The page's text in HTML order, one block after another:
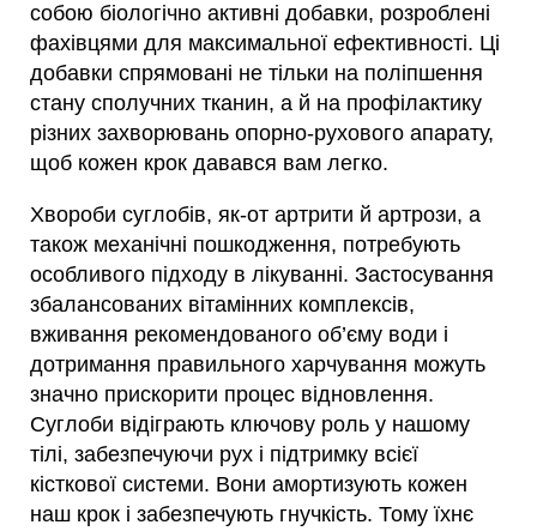
собою біологічно активні добавки, розроблені
фахівцями для максимальної ефективності. Ці
добавки спрямовані не тільки на поліпшення
стану сполучних тканин, а й на профілактику
різних захворювань опорно-рухового апарату,
щоб кожен крок давався вам легко.
Хвороби суглобів, як-от артрити й артрози, а
також механічні пошкодження, потребують
особливого підходу в лікуванні. Застосування
збалансованих вітамінних комплексів,
вживання рекомендованого об’єму води і
дотримання правильного харчування можуть
значно прискорити процес відновлення.
Суглоби відіграють ключову роль у нашому
тілі, забезпечуючи рух і підтримку всієї
кісткової системи. Вони амортизують кожен
наш крок і забезпечують гнучкість. Тому їхнє